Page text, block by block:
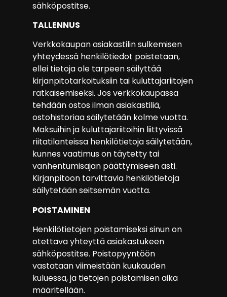
sähköpostitse.
TALLENNUS
Verkkokaupan asiakastilin sulkemisen
yhteydessä henkilötiedot poistetaan,
ellei tietoja ole tarpeen säilyttää
kirjanpitotarkoituksiin tai kuluttajariitojen
ratkaisemiseksi. Jos verkkokaupassa
tehdään ostos ilman asiakastiliä,
ostohistoriaa säilytetään kolme vuotta.
Maksuihin ja kuluttajariitoihin liittyvissä
riitatilanteissa henkilötietoja säilytetään,
kunnes vaatimus on täytetty tai
vanhentumisajan päättymiseen asti.
Kirjanpitoon tarvittavia henkilötietoja
säilytetään seitsemän vuotta.
POISTAMINEN
Henkilötietojen poistamiseksi sinun on
otettava yhteyttä asiakastukeen
sähköpostitse. Poistopyyntöön
vastataan viimeistään kuukauden
kuluessa, ja tietojen poistamisen aika
määritellään.